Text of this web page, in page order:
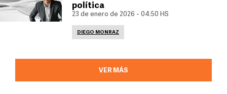
política
23 de enero de 2026 - 04:50 HS
DIEGO MONRAZ
VER MÁS